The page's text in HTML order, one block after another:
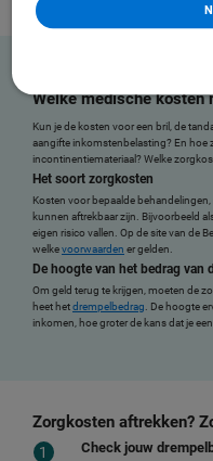
Welke medische kosten
Kun je de kosten voor een bril, de
aangifte inkomstenbelasting? En hoe
incontinentiemateriaal? Welke
Het soort zorgkosten
Kosten voor bepaalde
kunnen aftrekbaar zijn. Bijvoorbeeld
eigen risico vallen. Op de site van de
welkevoorwaarden er gelden.
De hoogte van het bedrag van
Om geld terug te krijgen, moeten de
heet hetdrempelbedrag. De hoogte
inkomen, hoe groter de kans dat je
Zorgkosten aftrekken?
Check jouw